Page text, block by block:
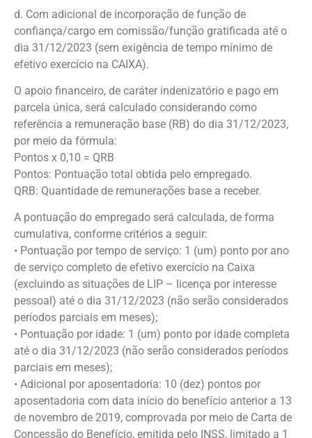
d. Com adicional de incorporação de função de
confiança/cargo em comissão/função gratificada até o
dia 31/12/2023 (sem exigência de tempo mínimo de
efetivo exercício na CAIXA).
O apoio financeiro, de caráter indenizatório e pago em
parcela única, será calculado considerando como
referência a remuneração base (RB) do dia 31/12/2023,
por meio da fórmula:
Pontos x 0,10 = QRB
Pontos: Pontuação total obtida pelo empregado.
QRB: Quantidade de remunerações base a receber.
A pontuação do empregado será calculada, de forma
cumulativa, conforme critérios a seguir:
• Pontuação por tempo de serviço: 1 (um) ponto por ano
de serviço completo de efetivo exercício na Caixa
(excluindo as situações de LIP – licença por interesse
pessoal) até o dia 31/12/2023 (não serão considerados
períodos parciais em meses);
• Pontuação por idade: 1 (um) ponto por idade completa
até o dia 31/12/2023 (não serão considerados períodos
parciais em meses);
• Adicional por aposentadoria: 10 (dez) pontos por
aposentadoria com data início do benefício anterior a 13
de novembro de 2019, comprovada por meio de Carta de
Concessão do Benefício, emitida pelo INSS, limitado a 1